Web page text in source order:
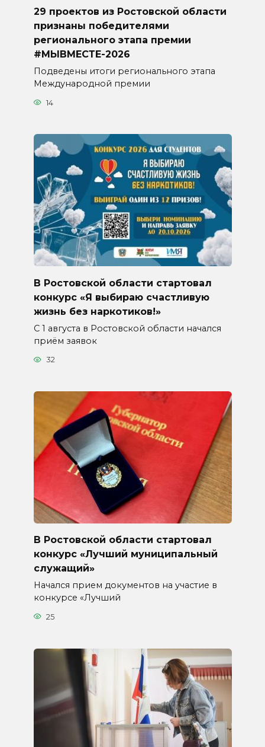
29 проектов из Ростовской области
признаны победителями
регионального этапа премии
#МЫВМЕСТЕ-2026
Подведены итоги регионального этапа
Международной премии
14
В Ростовской области стартовал
конкурс «Я выбираю счастливую
жизнь без наркотиков!»
С 1 августа в Ростовской области начался
приём заявок
32
В Ростовской области стартовал
конкурс «Лучший муниципальный
служащий»
Начался прием документов на участие в
конкурсе «Лучший
25